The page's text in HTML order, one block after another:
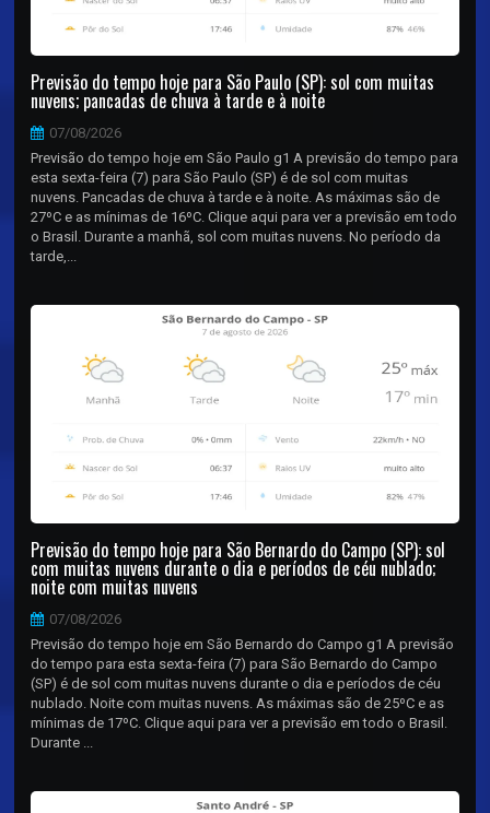
Previsão do tempo hoje para São Paulo (SP): sol com muitas
nuvens; pancadas de chuva à tarde e à noite
07/08/2026
Previsão do tempo hoje em São Paulo g1 A previsão do tempo para
esta sexta-feira (7) para São Paulo (SP) é de sol com muitas
nuvens. Pancadas de chuva à tarde e à noite. As máximas são de
27ºC e as mínimas de 16ºC. Clique aqui para ver a previsão em todo
o Brasil. Durante a manhã, sol com muitas nuvens. No período da
tarde,...
Previsão do tempo hoje para São Bernardo do Campo (SP): sol
com muitas nuvens durante o dia e períodos de céu nublado;
noite com muitas nuvens
07/08/2026
Previsão do tempo hoje em São Bernardo do Campo g1 A previsão
do tempo para esta sexta-feira (7) para São Bernardo do Campo
(SP) é de sol com muitas nuvens durante o dia e períodos de céu
nublado. Noite com muitas nuvens. As máximas são de 25ºC e as
mínimas de 17ºC. Clique aqui para ver a previsão em todo o Brasil.
Durante ...